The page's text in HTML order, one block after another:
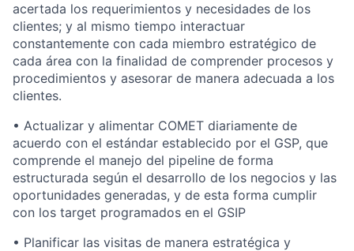
acertada los requerimientos y necesidades de los
clientes; y al mismo tiempo interactuar
constantemente con cada miembro estratégico de
cada área con la finalidad de comprender procesos y
procedimientos y asesorar de manera adecuada a los
clientes.
• Actualizar y alimentar COMET diariamente de
acuerdo con el estándar establecido por el GSP, que
comprende el manejo del pipeline de forma
estructurada según el desarrollo de los negocios y las
oportunidades generadas, y de esta forma cumplir
con los target programados en el GSIP
• Planificar las visitas de manera estratégica y